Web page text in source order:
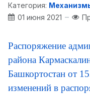
Категория:
01 июня 2021
Распоряжение
района
Башкортостан от
изменений в